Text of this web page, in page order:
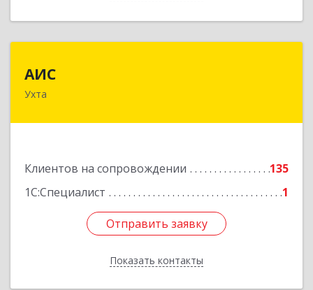
АИС
Ухта
Клиентов на сопровождении
135
1С:Специалист
1
Отправить заявку
Показать контакты
169310, Коми Респ, Ухта г, Первомайская ул.,
Отправить заявку
Назад